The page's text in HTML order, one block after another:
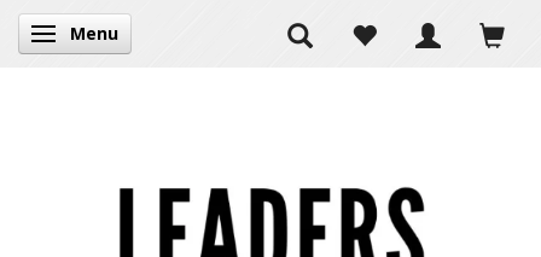
Skifte navigation
Menu